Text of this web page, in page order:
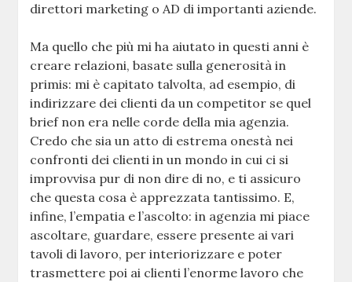
direttori marketing o AD di importanti aziende.
Ma quello che più mi ha aiutato in questi anni è
creare relazioni, basate sulla generosità in
primis: mi è capitato talvolta, ad esempio, di
indirizzare dei clienti da un competitor se quel
brief non era nelle corde della mia agenzia.
Credo che sia un atto di estrema onestà nei
confronti dei clienti in un mondo in cui ci si
improvvisa pur di non dire di no, e ti assicuro
che questa cosa è apprezzata tantissimo. E,
infine, l’empatia e l’ascolto: in agenzia mi piace
ascoltare, guardare, essere presente ai vari
tavoli di lavoro, per interiorizzare e poter
trasmettere poi ai clienti l’enorme lavoro che